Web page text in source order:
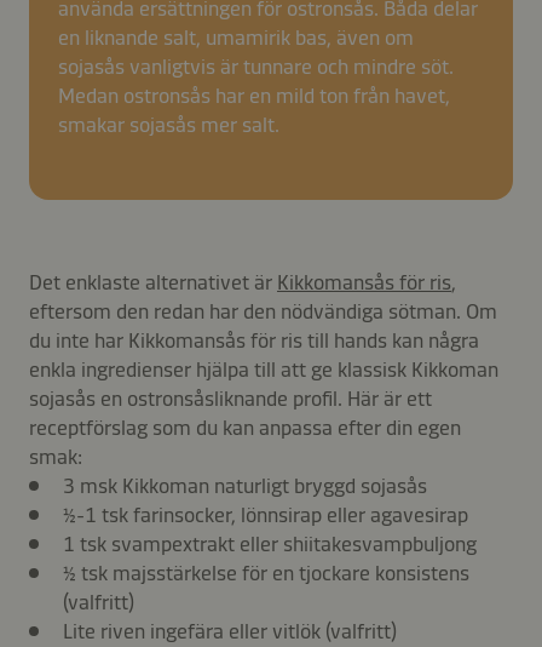
använda ersättningen för ostronsås. Båda delar
en liknande salt, umamirik bas, även om
sojasås vanligtvis är tunnare och mindre söt.
Medan ostronsås har en mild ton från havet,
smakar sojasås mer salt.
Det enklaste alternativet är Kikkomansås för ris,
eftersom den redan har den nödvändiga sötman. Om
du inte har Kikkomansås för ris till hands kan några
enkla ingredienser hjälpa till att ge klassisk Kikkoman
sojasås en ostronsåsliknande profil. Här är ett
receptförslag som du kan anpassa efter din egen
smak:
3 msk Kikkoman naturligt bryggd sojasås
½-1 tsk farinsocker, lönnsirap eller agavesirap
1 tsk svampextrakt eller shiitakesvampbuljong
½ tsk majsstärkelse för en tjockare konsistens
(valfritt)
Lite riven ingefära eller vitlök (valfritt)